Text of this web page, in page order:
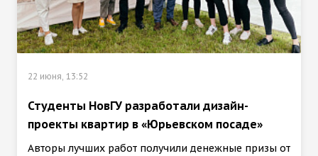
22 июня, 13:52
Студенты НовГУ разработали дизайн-
проекты квартир в «Юрьевском посаде»
Авторы лучших работ получили денежные призы от